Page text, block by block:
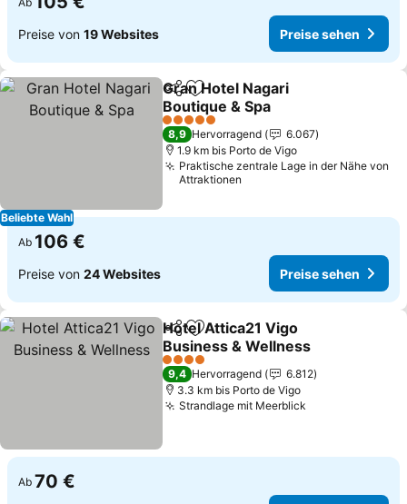
Preise von 19 Websites Preise sehen
Beliebte Wahl
TeilenZu Favoriten hinzufügen
Gran Hotel Nagari
Boutique & Spa
5 Sterne
8,9 Hervorragend
6.067
1.9 km bis Porto de Vigo
Praktische zentrale Lage in der Nähe von
Attraktionen
Ab 106 €
Preise von 24 Websites Preise sehen
TeilenZu Favoriten hinzufügen
Hotel Attica21 Vigo
Business & Wellness
4 Sterne
9,4 Hervorragend
6.812
3.3 km bis Porto de Vigo
Strandlage mit Meerblick
Ab 70 €